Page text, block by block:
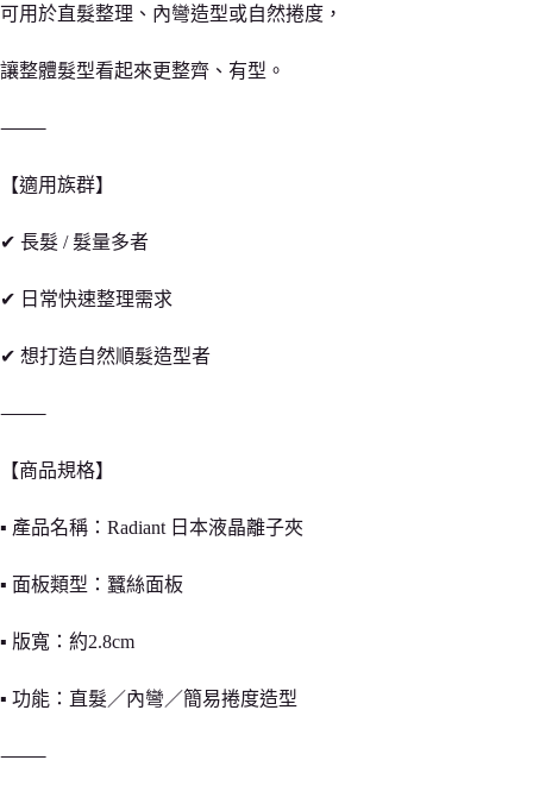
可用於直髮整理、內彎造型或自然捲度，
讓整體髮型看起來更整齊、有型。
⸻
【適用族群】
✔ 長髮 / 髮量多者
✔ 日常快速整理需求
✔ 想打造自然順髮造型者
⸻
【商品規格】
▪ 產品名稱：Radiant 日本液晶離子夾
▪ 面板類型：蠶絲面板
▪ 版寬：約2.8cm
▪ 功能：直髮／內彎／簡易捲度造型
⸻